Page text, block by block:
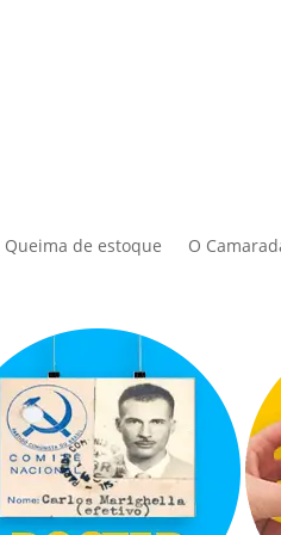
Queima de estoque O